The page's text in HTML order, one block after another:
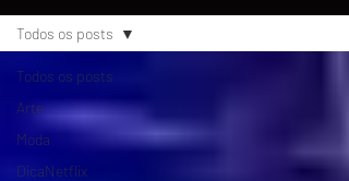
Todos os posts
Arte
Moda
DicaNetflix
Todos os posts